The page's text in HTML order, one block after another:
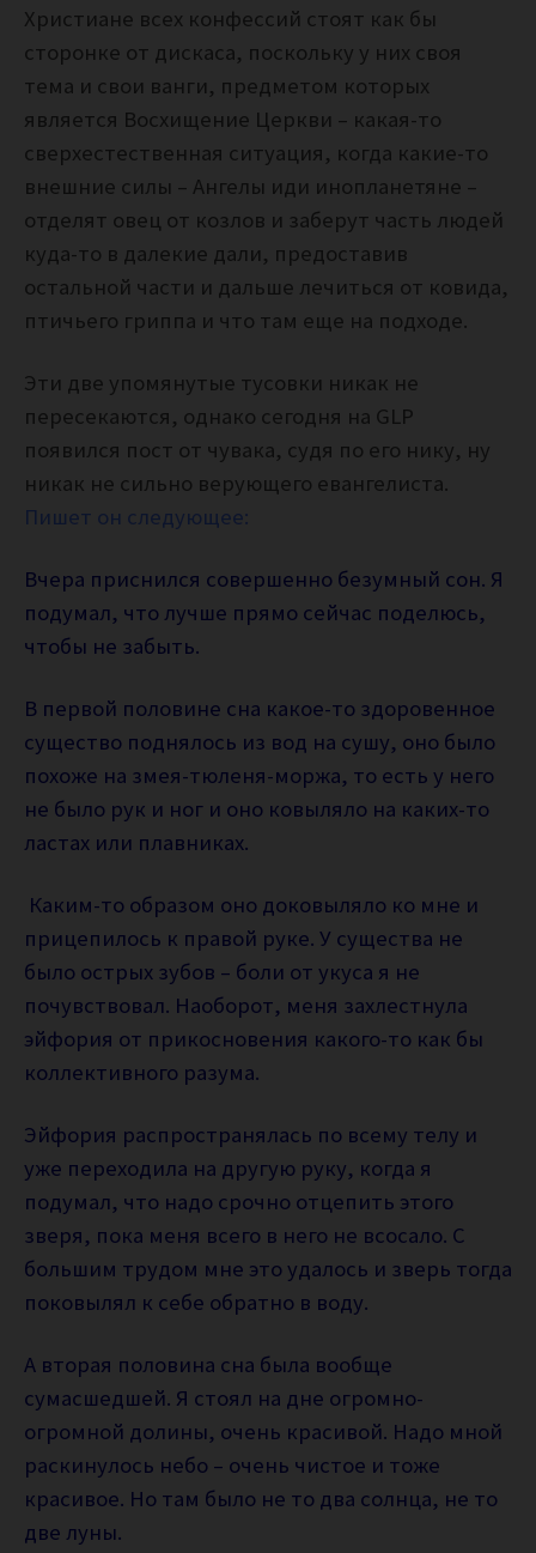
Христиане всех конфессий стоят как бы
сторонке от дискаса, поскольку у них своя
тема и свои ванги, предметом которых
является Восхищение Церкви – какая-то
сверхестественная ситуация, когда какие-то
внешние силы – Ангелы иди инопланетяне –
отделят овец от козлов и заберут часть людей
куда-то в далекие дали, предоставив
остальной части и дальше лечиться от ковида,
птичьего гриппа и что там еще на подходе.
Эти две упомянутые тусовки никак не
пересекаются, однако сегодня на GLP
появился пост от чувака, судя по его нику, ну
никак не сильно верующего евангелиста.
Пишет он следующее:
Вчера приснился совершенно безумный сон. Я
подумал, что лучше прямо сейчас поделюсь,
чтобы не забыть.
В первой половине сна какое-то здоровенное
существо поднялось из вод на сушу, оно было
похоже на змея-тюленя-моржа, то есть у него
не было рук и ног и оно ковыляло на каких-то
ластах или плавниках.
Каким-то образом оно доковыляло ко мне и
прицепилось к правой руке. У существа не
было острых зубов – боли от укуса я не
почувствовал. Наоборот, меня захлестнула
эйфория от прикосновения какого-то как бы
коллективного разума.
Эйфория распространялась по всему телу и
уже переходила на другую руку, когда я
подумал, что надо срочно отцепить этого
зверя, пока меня всего в него не всосало. С
большим трудом мне это удалось и зверь тогда
поковылял к себе обратно в воду.
А вторая половина сна была вообще
сумасшедшей. Я стоял на дне огромно-
огромной долины, очень красивой. Надо мной
раскинулось небо – очень чистое и тоже
красивое. Но там было не то два солнца, не то
две луны.